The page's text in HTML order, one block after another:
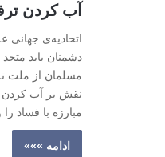
آب کردن
اتحادیه‌ی جهانی
دشمنان باید
مسلمان از ملت
نقش بر آب کردن
مبارزه با فساد
ادامه »»»